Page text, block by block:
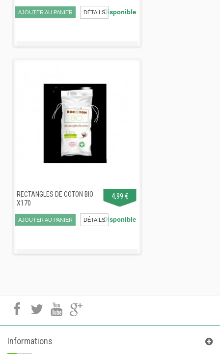
AJOUTER AU PANIER DÉTAILSDisponible
RECTANGLES DE COTON BIO
X170
4,99 €
AJOUTER AU PANIER DÉTAILSDisponible
Informations